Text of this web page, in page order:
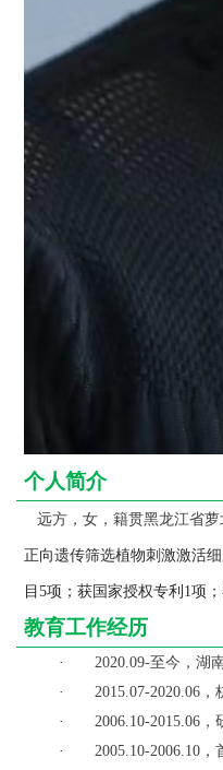
主
页
学
中
心
个人简介
远方，女，籍贯黑龙江省
正向遗传筛选植物刺激激活
目 5项；获国家授权专利 1项
教育工作经历
· 2020.09-至今，湖
· 2015.07-2020.06
· 2006.10-2015.06
· 2005.10-2006.10